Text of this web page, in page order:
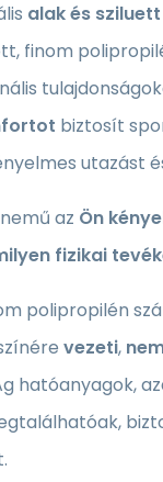
alak és sziluett
finom
biztosít
utazást
az Ön
fizikai
polipropilén
vezeti,
hatóanyagok,